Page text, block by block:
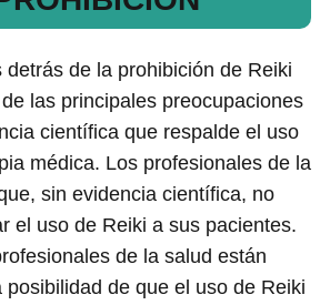
detrás de la prohibición de Reiki
las principales preocupaciones
científica que respalde el uso
médica. Los profesionales de la
sin evidencia científica, no
el uso de Reiki a sus pacientes.
de la salud están
posibilidad de que el uso de Reiki